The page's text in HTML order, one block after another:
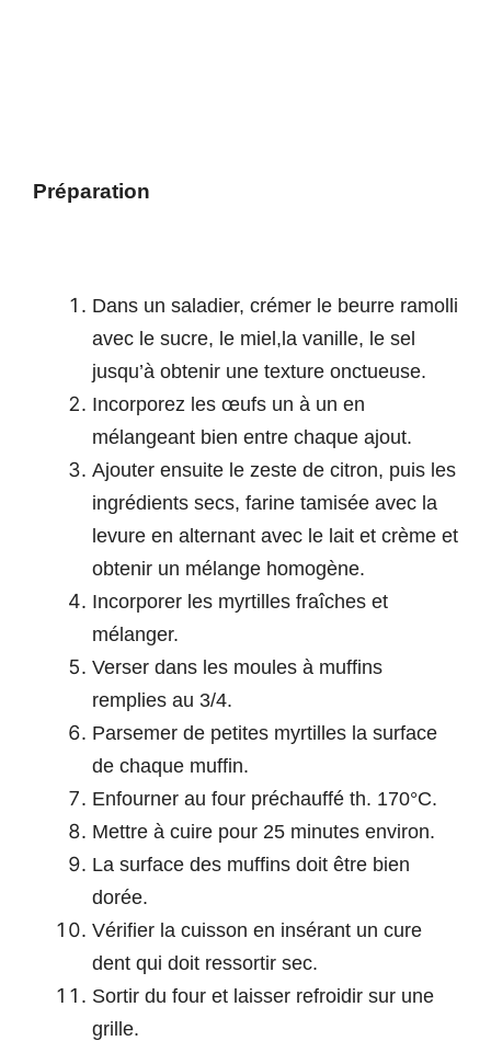
Préparation
Dans un saladier, crémer le beurre ramolli
avec le sucre, le miel,la vanille, le sel
jusqu’à obtenir une texture onctueuse.
Incorporez les œufs un à un en
mélangeant bien entre chaque ajout.
Ajouter ensuite le zeste de citron, puis les
ingrédients secs, farine tamisée avec la
levure en alternant avec le lait et crème et
obtenir un mélange homogène.
Incorporer les myrtilles fraîches et
mélanger.
Verser dans les moules à muffins
remplies au 3/4.
Parsemer de petites myrtilles la surface
de chaque muffin.
Enfourner au four préchauffé th. 170°C.
Mettre à cuire pour 25 minutes environ.
La surface des muffins doit être bien
dorée.
Vérifier la cuisson en insérant un cure
dent qui doit ressortir sec.
Sortir du four et laisser refroidir sur une
grille.